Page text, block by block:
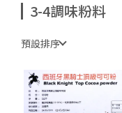
3-4調味粉料
預設排序